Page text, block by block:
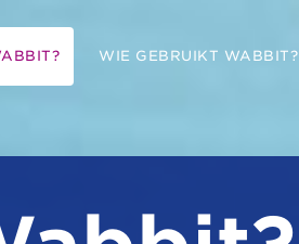
WIE GEBRUIKT WABBIT?